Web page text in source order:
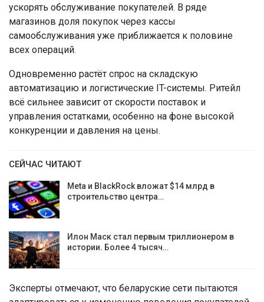
ускорять обслуживание покупателей. В ряде
магазинов доля покупок через кассы
самообслуживания уже приближается к половине
всех операций.
Одновременно растёт спрос на складскую
автоматизацию и логистические IT-системы. Ритейл
всё сильнее зависит от скорости поставок и
управления остатками, особенно на фоне высокой
конкуренции и давления на цены.
СЕЙЧАС ЧИТАЮТ
Meta и BlackRock вложат $14 млрд в
строительство центра…
Илон Маск стал первым триллионером в
истории. Более 4 тысяч…
Эксперты отмечают, что беларуские сети пытаются